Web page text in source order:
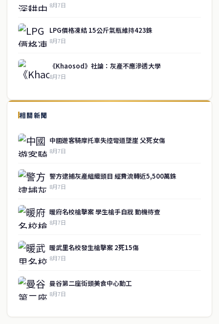
8月7日
LPG價格凍結 15公斤氣瓶維持423銖
8月7日
《Khaosod》社論：灰產不應滲透大學
8月7日
相關新聞
中國遊客騎摩托車失控彎道墜崖 父死女傷
8月7日
警方逮捕灰產組織頭目 經費流轉近5,500萬銖
8月7日
暖府名校槍擊案 學生槍手自戕 動機待查
8月7日
暖武里名校發生槍擊案 2死15傷
8月7日
曼谷第二座街頭美食中心動工
8月7日
泰國中文新聞（TCN）是一家總部設於曼谷的中文新聞媒體，致力於
報導泰國當地政治、經濟、華人社群與社會時事，為在泰華人讀者提
供即時、客觀、多元的中文新聞內容。
快速連結
即時
政治
綜合
工商
歡迎來信洽詢合作事宜
service@thaichinesenews.com
service@thaichinesenews.com ↑ 回到頂端